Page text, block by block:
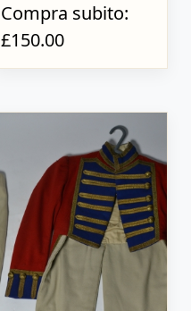
Compra subito:
£150.00